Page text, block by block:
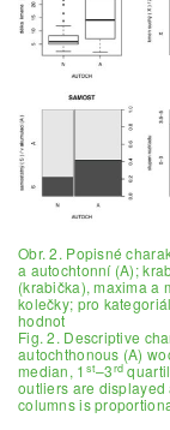
Obr. 2. Popisné
a autochtonní (A);
(krabička), maxima a
kolečky; pro
hodnot
Fig. 2. Descriptive
autochthonous (A)
median, 1 st–3rd
outliers are
columns is